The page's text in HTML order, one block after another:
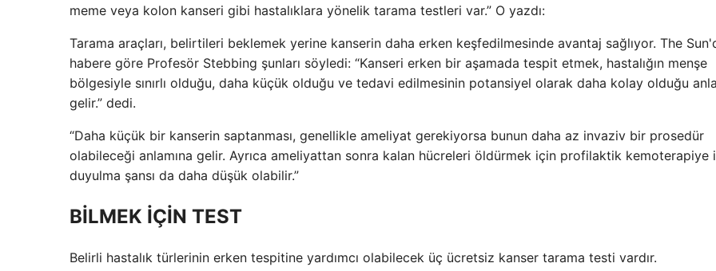
meme veya kolon kanseri gibi hastalıklara yönelik tarama testleri var.” O yazdı:
Tarama araçları, belirtileri beklemek yerine kanserin daha erken keşfedilmesinde avantaj sağlıyor. The
habere göre Profesör Stebbing şunları söyledi: “Kanseri erken bir aşamada tespit etmek, hastalığın menşe
bölgesiyle sınırlı olduğu, daha küçük olduğu ve tedavi edilmesinin potansiyel olarak daha kolay olduğu
gelir.” dedi.
“Daha küçük bir kanserin saptanması, genellikle ameliyat gerekiyorsa bunun daha az invaziv bir prosedür
olabileceği anlamına gelir. Ayrıca ameliyattan sonra kalan hücreleri öldürmek için profilaktik kemoterapiye
duyulma şansı da daha düşük olabilir.”
BİLMEK İÇİN TEST
Belirli hastalık türlerinin erken tespitine yardımcı olabilecek üç ücretsiz kanser tarama testi vardır.